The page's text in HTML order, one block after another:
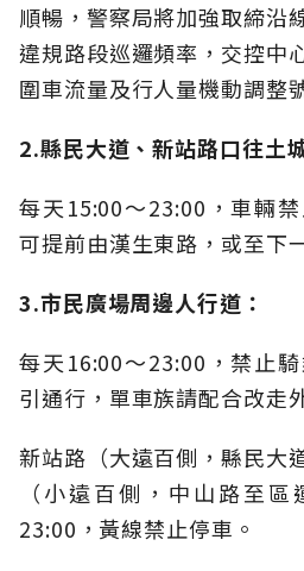
順暢，警察局將加強取締沿
違規路段巡邏頻率，交控中
圍車流量及行人量機動調整
2.縣民大道、新站路口往土
每天15:00～23:00，車輛
可提前由漢生東路，或至下
3.市民廣場周邊人行道：
每天16:00～23:00，禁止
引通行，單車族請配合改走
新站路（大遠百側，縣民大
（小遠百側，中山路至
23:00，黃線禁止停車。